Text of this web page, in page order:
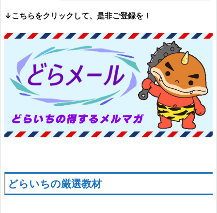
↓こちらをクリックして、是非ご登録を！
どらいちの厳選教材